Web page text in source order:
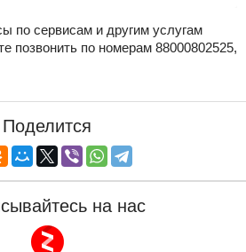
по сервисам и другим услугам
позвонить по номерам 88000802525,
Поделится
на нас